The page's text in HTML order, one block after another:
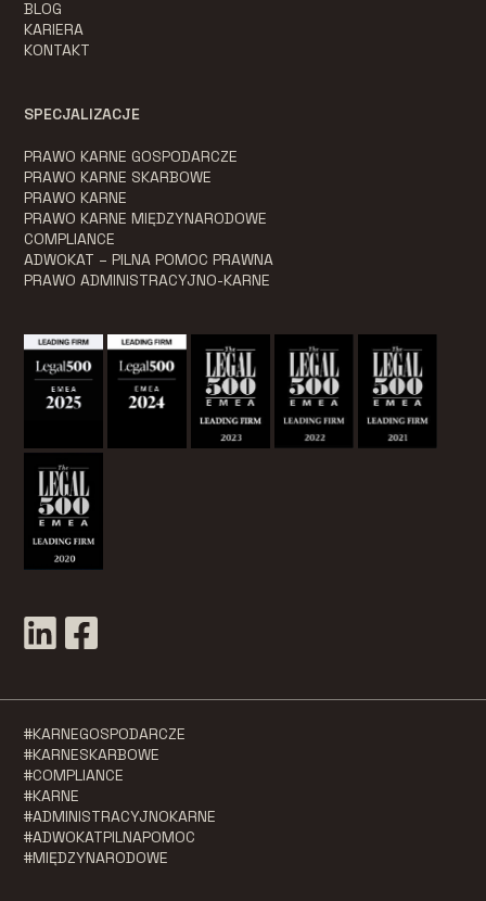
BLOG
KARIERA
KONTAKT
SPECJALIZACJE
PRAWO KARNE GOSPODARCZE
PRAWO KARNE SKARBOWE
PRAWO KARNE
PRAWO KARNE MIĘDZYNARODOWE
COMPLIANCE
ADWOKAT – PILNA POMOC PRAWNA
PRAWO ADMINISTRACYJNO-KARNE
#KARNEGOSPODARCZE
#KARNESKARBOWE
#COMPLIANCE
#KARNE
#ADMINISTRACYJNOKARNE
#ADWOKATPILNAPOMOC
#MIĘDZYNARODOWE